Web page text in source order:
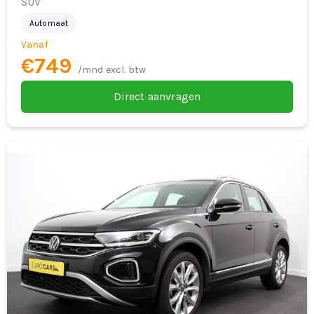
Handsfree elektrisch bedienbare achterklep
hill hold functie
In hoogte verstelbare bestuurdersstoel
inclusief lendensteunverstelling
In hoogte verstelbare passagiersstoel
knie airbag(s)
koplampreiniging
Automaat
Vanaf
€749 /mnd excl. btw
Direct aanvragen